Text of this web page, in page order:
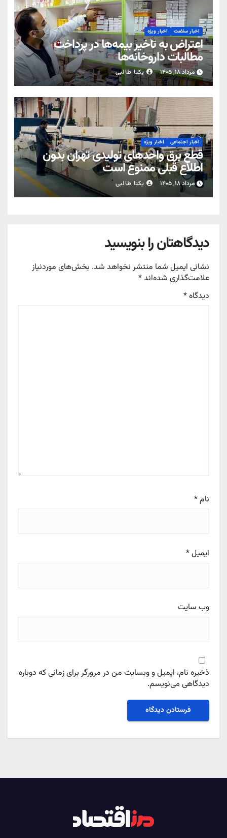
اخبار سلامت اخبار ویژه
اعتراض به تأخیر بیمه‌ها در پرداخت
مطالبات داروخانه‌ها
مرداد ۱۸, ۱۴۰۵ یکتا طالبی
اخبار اجتماعی اخبار ویژه
قطع برق واحدهای تولیدی تهران بدون
اطلاع قبلی ممنوع است
مرداد ۱۸, ۱۴۰۵ یکتا طالبی
دیدگاهتان را بنویسید
نشانی ایمیل شما منتشر نخواهد شد. بخش‌های موردنیاز
علامت‌گذاری شده‌اند*
دیدگاه*
نام*
ایمیل*
وب‌ سایت
ذخیره نام، ایمیل و وبسایت من در مرورگر برای زمانی که دوباره
دیدگاهی می‌نویسم.